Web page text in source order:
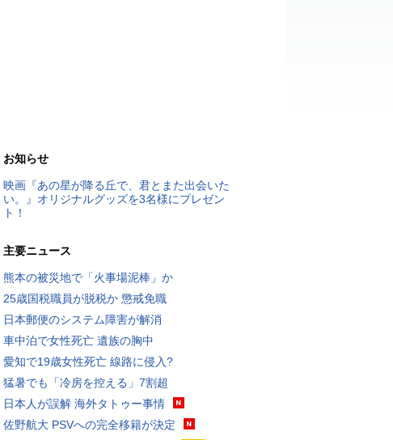
お知らせ
映画『あの星が降る丘で、君とまた出会いた
い。』オリジナルグッズを3名様にプレゼン
ト！
主要ニュース
熊本の被災地で「火事場泥棒」か
25歳国税職員が脱税か 懲戒免職
日本郵便のシステム障害が解消
車中泊で女性死亡 遺族の胸中
愛知で19歳女性死亡 線路に侵入?
猛暑でも「冷房を控える」7割超
日本人が誤解 海外タトゥー事情
佐野航大 PSVへの完全移籍が決定